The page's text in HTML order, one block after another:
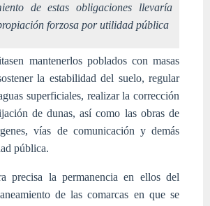
de estas obligaciones llevaría
forzosa por utilidad pública
mantenerlos poblados con masas
la estabilidad del suelo, regular
superficiales, realizar la corrección
de dunas, así como las obras de
vías de comunicación y demás
pública.
precisa la permanencia en ellos del
de las comarcas en que se